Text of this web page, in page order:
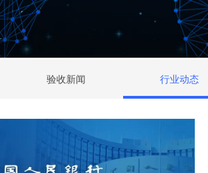
验收新闻 行业动态